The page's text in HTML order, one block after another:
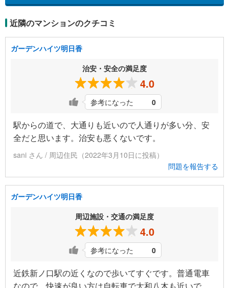
近隣のマンションのクチコミ
ガーデンハイツ明日香
治安・安全の満足度
4.0
参考になった 0
駅からの道で、大通りも近いので人通りが多い分、安
全だと思います。治安も悪くないです。
sani さん / 周辺住民（2022年3月10日に投稿）
問題を報告する
ガーデンハイツ明日香
周辺施設・交通の満足度
4.0
参考になった 0
近鉄新ノ口駅の近くなので歩いてすぐです。普通電車